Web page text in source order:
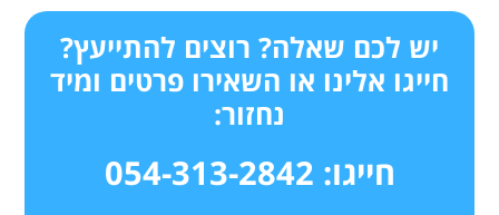
יש לכם שאלה? רוצים להתייעץ?
חייגו אלינו או השאירו פרטים ומיד
נחזור:
חייגו: 054-313-2842